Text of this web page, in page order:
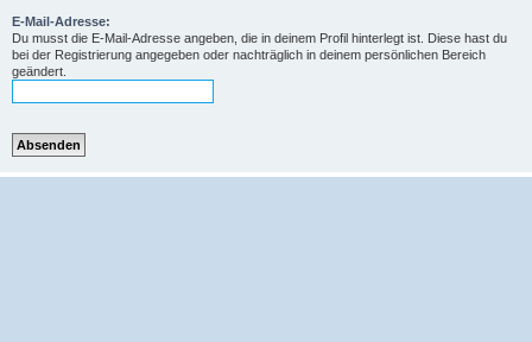
E-Mail-Adresse:
Du musst die E-Mail-Adresse angeben, die in deinem Profil hinterlegt ist. Diese hast du
bei der Registrierung angegeben oder nachträglich in deinem persönlichen Bereich
geändert.